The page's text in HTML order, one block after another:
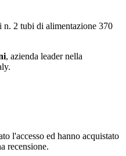
2 tubi di alimentazione 370
, azienda leader nella
l'accesso ed hanno acquistato
recensione.